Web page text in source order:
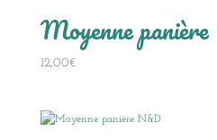
Moyenne panière
12,00€